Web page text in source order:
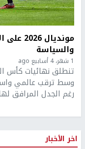
والسياسة
1 شهر، 4 أسابيع ago
وسط ترقب عالمي
رغم الجدل المرافق
اخر الأخبار